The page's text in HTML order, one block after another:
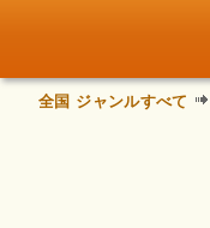
全国 ジャンルすべて